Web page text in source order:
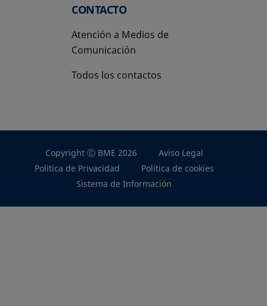
CONTACTO
Atención a Medios de
Comunicación
Todos los contactos
Copyright Ⓒ BME 2026
Aviso Legal
Politica de Privacidad
Política de cookies
Sistema de Información